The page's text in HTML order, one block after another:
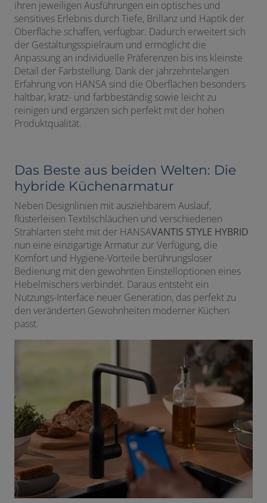
ihren jeweiligen Ausführungen ein optisches und
sensitives Erlebnis durch Tiefe, Brillanz und Haptik der
Oberfläche schaffen, verfügbar. Dadurch erweitert sich
der Gestaltungsspielraum und ermöglicht die
Anpassung an individuelle Präferenzen bis ins kleinste
Detail der Farbstellung. Dank der jahrzehntelangen
Erfahrung von HANSA sind die Oberflächen besonders
haltbar, kratz- und farbbeständig sowie leicht zu
reinigen und ergänzen sich perfekt mit der hohen
Produktqualität.
Das Beste aus beiden Welten: Die
hybride Küchenarmatur
Neben Designlinien mit ausziehbarem Auslauf,
flüsterleisen Textilschläuchen und verschiedenen
Strahlarten steht mit der HANSAVANTIS STYLE HYBRID
nun eine einzigartige Armatur zur Verfügung, die
Komfort und Hygiene-Vorteile berührungsloser
Bedienung mit den gewohnten Einstelloptionen eines
Hebelmischers verbindet. Daraus entsteht ein
Nutzungs-Interface neuer Generation, das perfekt zu
den veränderten Gewohnheiten moderner Küchen
passt.